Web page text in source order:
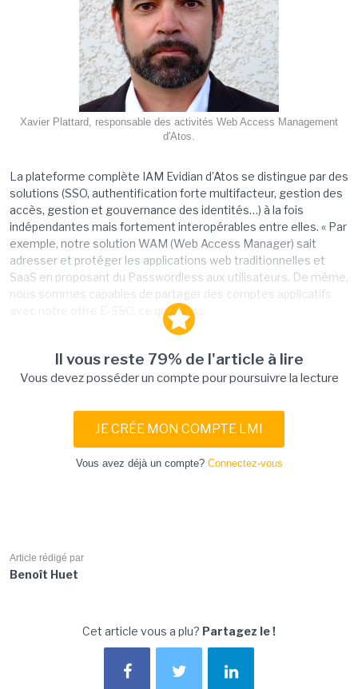
Xavier Plattard, responsable des activités Web Access Management
d'Atos.
La plateforme complète IAM Evidian d’Atos se distingue par des
solutions (SSO, authentification forte multifacteur, gestion des
accès, gestion et gouvernance des identités…) à la fois
indépendantes mais fortement interopérables entre elles. « Par
exemple, notre solution WAM (Web Access Manager) sait
adresser et protéger les applications web traditionnelles et
SaaS en proposant du Passwordless aux utilisateurs. De même,
nous sommes capables de partager des comptes applicatifs
avec notre offre E-SSO, ce qui nous...
Il vous reste 79% de l'article à lire
Vous devez posséder un compte pour poursuivre la lecture
JE CRÉE MON COMPTE LMI
Vous avez déjà un compte? Connectez-vous
Article rédigé par
Benoît Huet
Cet article vous a plu? Partagez le !